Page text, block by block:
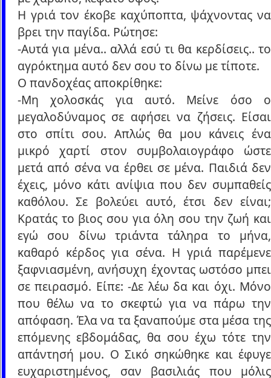
Η γριά τον έκοβε καχύποπτα, ψάχνοντας να
βρει την παγίδα. Ρώτησε:
-Αυτά για μένα.. αλλά εσύ τι θα κερδίσεις.. το
αγρόκτημα αυτό δεν σου το δίνω με τίποτε.
Ο πανδοχέας αποκρίθηκε:
-Μη χολοσκάς για αυτό. Μείνε όσο ο
μεγαλοδύναμος σε αφήσει να ζήσεις. Είσαι
στο σπίτι σου. Απλώς θα μου κάνεις ένα
μικρό χαρτί στον συμβολαιογράφο ώστε
μετά από σένα να έρθει σε μένα. Παιδιά δεν
έχεις, μόνο κάτι ανίψια που δεν συμπαθείς
καθόλου. Σε βολεύει αυτό, έτσι δεν είναι;
Κρατάς το βιος σου για όλη σου την ζωή και
εγώ σου δίνω τριάντα τάληρα το μήνα,
καθαρό κέρδος για σένα. Η γριά παρέμενε
ξαφνιασμένη, ανήσυχη έχοντας ωστόσο μπει
σε πειρασμό. Είπε: -Δε λέω δα και όχι. Μόνο
που θέλω να το σκεφτώ για να πάρω την
απόφαση. Έλα να τα ξαναπούμε στα μέσα της
επόμενης εβδομάδας, θα σου έχω τότε την
απάντησή μου. Ο Σικό σηκώθηκε και έφυγε
ευχαριστημένος, σαν βασιλιάς που μόλις